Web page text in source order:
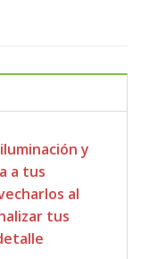
y
a tus
al
tus